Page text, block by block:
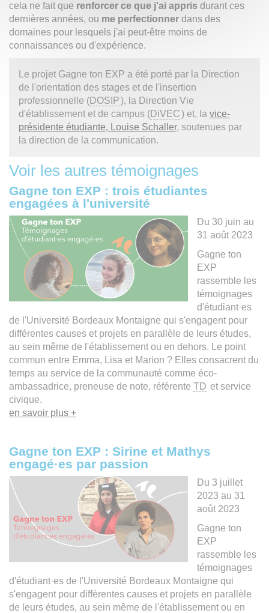
cela ne fait que renforcer ce que j'ai appris durant ces
dernières années, ou me perfectionner dans des
domaines pour lesquels j'ai peut-être moins de
connaissances ou d'expérience.
Le projet Gagne ton EXP a été porté par la Direction
de l'orientation des stages et de l'insertion
professionnelle (DOSIP), la Direction Vie
d'établissement et de campus (DiVEC) et, la vice-
présidente étudiante, Louise Schaller, soutenues par
la direction de la communication.
Voir les autres témoignages
Gagne ton EXP : trois étudiantes
engagées à l'université
Du 30 juin au
31 août 2023
Gagne ton
EXP
rassemble les
témoignages
d'étudiant·es
de l'Université Bordeaux Montaigne qui s'engagent pour
différentes causes et projets en parallèle de leurs études,
au sein même de l'établissement ou en dehors. Le point
commun entre Emma, Lisa et Marion ? Elles consacrent du
temps au service de la communauté comme éco-
ambassadrice, preneuse de note, référente TD et service
civique.
en savoir plus +
Gagne ton EXP : Sirine et Mathys
engagé·es par passion
Du 3 juillet
2023 au 31
août 2023
Gagne ton
EXP
rassemble les
témoignages
d'étudiant·es de l'Université Bordeaux Montaigne qui
s'engagent pour différentes causes et projets en parallèle
de leurs études, au sein même de l'établissement ou en